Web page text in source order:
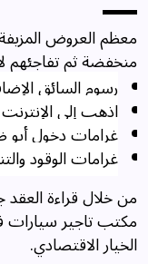
معظم العروض
منخفضة ثم تفاجئهم
رسوم السائق
اذهب إلى
غرامات دخول أبو
غرامات الوقود
من خلال قراءة
مكتب تاجير سيارات
الخيار الاقتصادي.